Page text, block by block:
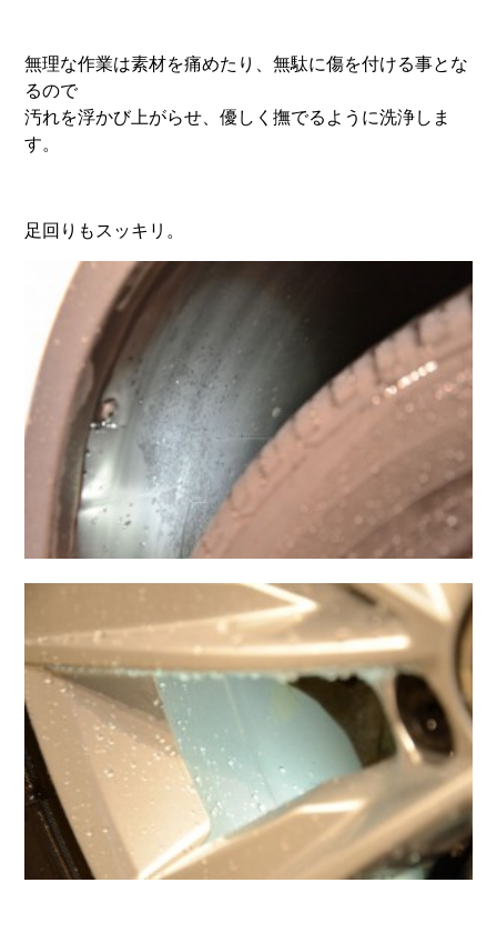
無理な作業は素材を痛めたり、無駄に傷を付ける事とな
るので
汚れを浮かび上がらせ、優しく撫でるように洗浄しま
す。
足回りもスッキリ。